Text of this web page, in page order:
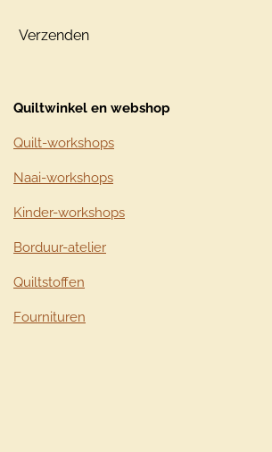
Verzenden
Quiltwinkel en webshop
Quilt-workshops
Naai-workshops
Kinder-workshops
Borduur-atelier
Quiltstoffen
Fournituren